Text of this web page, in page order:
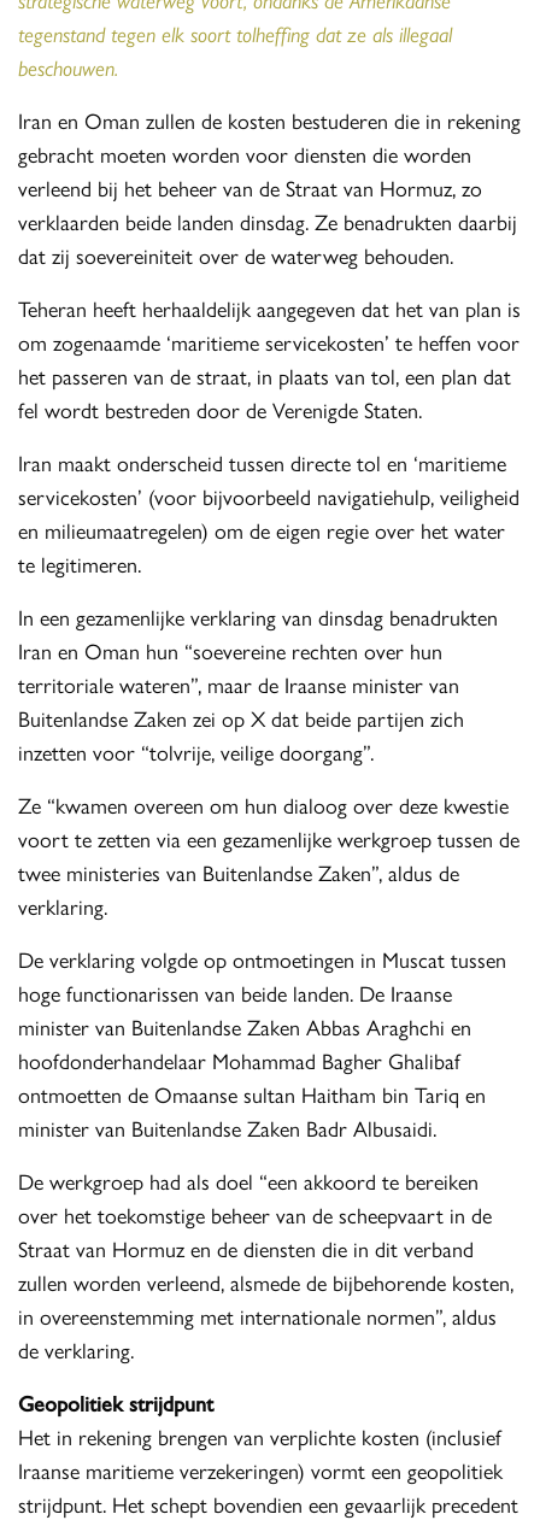
tegenstand tegen elk soort tolheffing dat ze als illegaal
beschouwen.
Iran en Oman zullen de kosten bestuderen die in rekening
gebracht moeten worden voor diensten die worden
verleend bij het beheer van de Straat van Hormuz, zo
verklaarden beide landen dinsdag. Ze benadrukten daarbij
dat zij soevereiniteit over de waterweg behouden.
Teheran heeft herhaaldelijk aangegeven dat het van plan is
om zogenaamde ‘maritieme servicekosten’ te heffen voor
het passeren van de straat, in plaats van tol, een plan dat
fel wordt bestreden door de Verenigde Staten.
Iran maakt onderscheid tussen directe tol en ‘maritieme
servicekosten’ (voor bijvoorbeeld navigatiehulp, veiligheid
en milieumaatregelen) om de eigen regie over het water
te legitimeren.
In een gezamenlijke verklaring van dinsdag benadrukten
Iran en Oman hun “soevereine rechten over hun
territoriale wateren”, maar de Iraanse minister van
Buitenlandse Zaken zei op X dat beide partijen zich
inzetten voor “tolvrije, veilige doorgang”.
Ze “kwamen overeen om hun dialoog over deze kwestie
voort te zetten via een gezamenlijke werkgroep tussen de
twee ministeries van Buitenlandse Zaken”, aldus de
verklaring.
De verklaring volgde op ontmoetingen in Muscat tussen
hoge functionarissen van beide landen. De Iraanse
minister van Buitenlandse Zaken Abbas Araghchi en
hoofdonderhandelaar Mohammad Bagher Ghalibaf
ontmoetten de Omaanse sultan Haitham bin Tariq en
minister van Buitenlandse Zaken Badr Albusaidi.
De werkgroep had als doel “een akkoord te bereiken
over het toekomstige beheer van de scheepvaart in de
Straat van Hormuz en de diensten die in dit verband
zullen worden verleend, alsmede de bijbehorende kosten,
in overeenstemming met internationale normen”, aldus
de verklaring.
Geopolitiek strijdpunt
Het in rekening brengen van verplichte kosten (inclusief
Iraanse maritieme verzekeringen) vormt een geopolitiek
strijdpunt. Het schept bovendien een gevaarlijk precedent